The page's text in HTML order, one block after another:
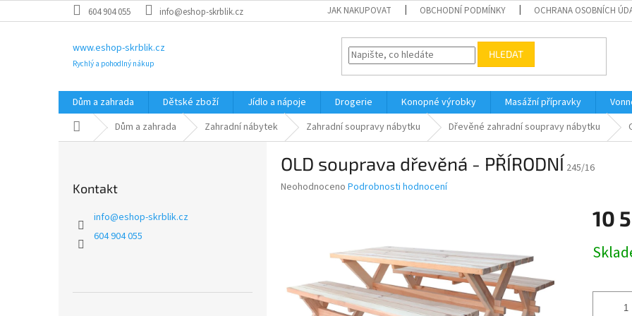
na
604 904 055 info@eshop-skrblik.cz JAK NAKUPOVAT OBCHODNÍ PODMÍNKY OCHRANA OSOBNÍCH
www.eshop-skrblik.cz
Rychlý a pohodlný nákup
HLEDAT
Dům a zahrada Dětské zboží Jídlo a nápoje Drogerie Konopné výrobky Masážní přípravky
Domů Dům a zahrada Zahradní nábytek Zahradní soupravy nábytku Dřevěné zahradní soupravy nábytku
Kontakt
info@eshop-skrblik.cz
604 904 055
OLD souprava dřevěná - PŘÍRODNÍ 245/16
Průměrné
hvězdiček.
Neohodnoceno Podrobnosti hodnocení
10
cena: